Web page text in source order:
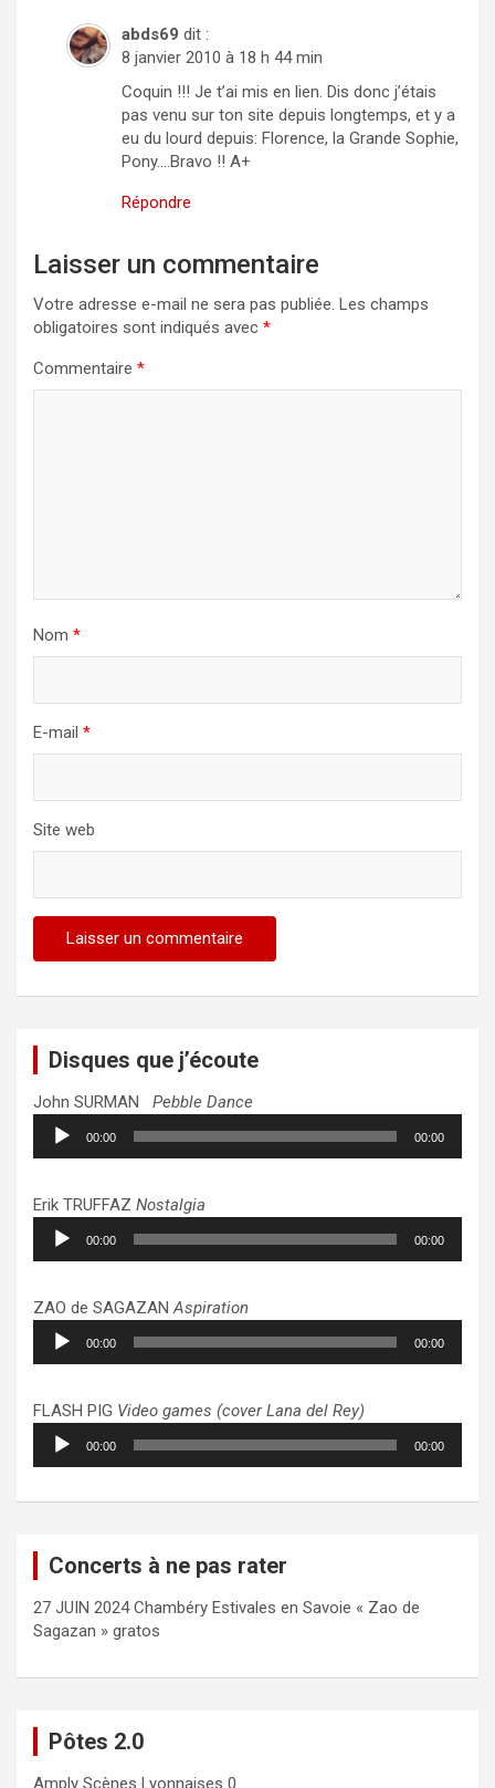
abds69 dit :
8 janvier 2010 à 18 h 44 min
Coquin !!! Je t’ai mis en lien. Dis donc j’étais
pas venu sur ton site depuis longtemps, et y a
eu du lourd depuis: Florence, la Grande Sophie,
Pony….Bravo !! A+
Répondre
Laisser un commentaire
Votre adresse e-mail ne sera pas publiée. Les champs
obligatoires sont indiqués avec *
Commentaire *
Nom *
E-mail *
Site web
Disques que j’écoute
John SURMAN Pebble Dance
Lecteur
audio
00:00 00:00
Erik TRUFFAZ Nostalgia
Lecteur
audio
00:00 00:00
ZAO de SAGAZANAspiration
Lecteur
audio
00:00 00:00
FLASH PIG Video games (cover Lana del Rey)
Lecteur
audio
00:00 00:00
Concerts à ne pas rater
27 JUIN 2024 Chambéry Estivales en Savoie « Zao de
Sagazan » gratos
Pôtes 2.0
Amply Scènes Lyonnaises 0